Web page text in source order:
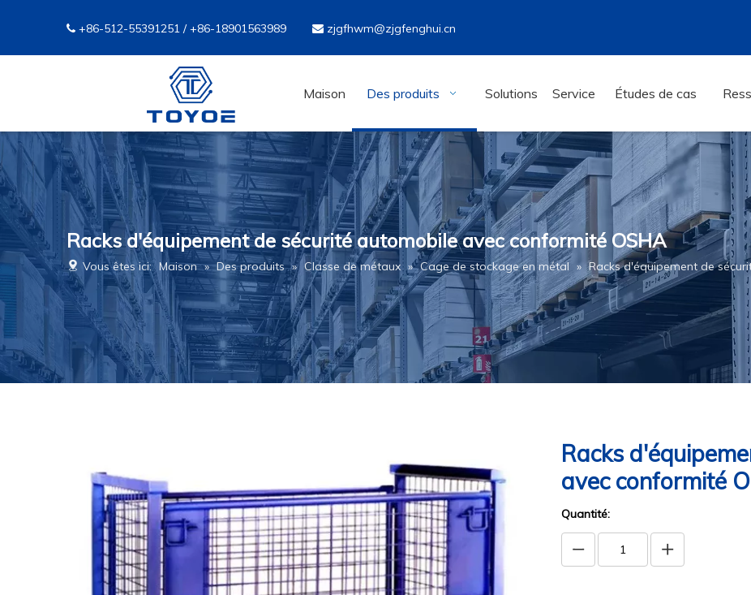
 +86-512-55391251 / +86-18901563989  zjgfhwm@zjgfenghui.cn
Maison Des produits Solutions Service Études de cas
Racks d'équipement de sécurité automobile avec conformité OSHA
Vous êtes ici: Maison » Des produits » Classe de métaux » Cage de stockage en métal » Racks d'équipement de
Racks
avec conformité
Quantité: